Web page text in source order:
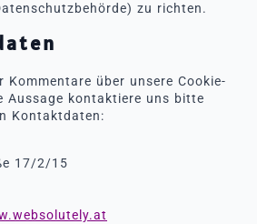
zu richten.
Kommentare über unsere Cookie-
Aussage kontaktiere uns bitte
Kontaktdaten:
17/2/15